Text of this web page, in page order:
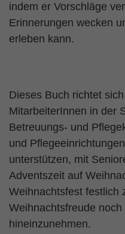
indem er Vorschläge
Erinnerungen wecken
erleben kann.
Dieses Buch richtet
MitarbeiterInnen in der
Betreuungs- und
und
unterstützen, mit
Adventszeit auf
Weihnachtsfest festlich
Weihnachtsfreude
hineinzunehmen.